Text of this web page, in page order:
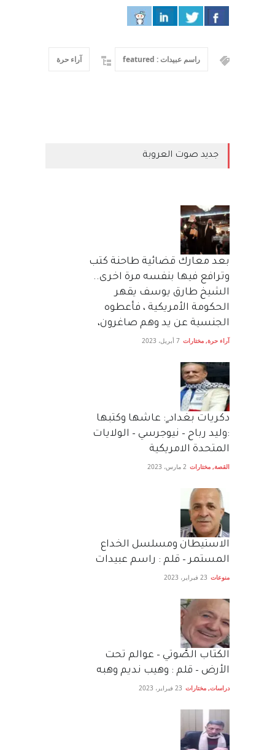
راسم عبيدات : featured آراء حرة
جديد صوت العروبة
بعد معارك قضائية طاحنة كتب
وترافع فيها بنفسه مرة اخرى..
الشيخ طارق يوسف يقهر
الحكومة الأمريكية ، فأعطوه
الجنسية عن يد وهم صاغرون،
آراء حرة, مختارات 7 أبريل، 2023
دكريات بغداد ٍ: عاشها وكتبها
:وليد رباح – نيوجرسي – الولايات
المتحدة الامريكية
القصة, مختارات 2 مارس، 2023
الاستيطان ومسلسل الخداع
المستمر – قلم : راسم عبيدات
منوعات 23 فبراير، 2023
الكتاب الصَّوتي – عوالم تحت
الأرض – قلم : وهيب نديم وهبه
دراسات, مختارات 23 فبراير، 2023